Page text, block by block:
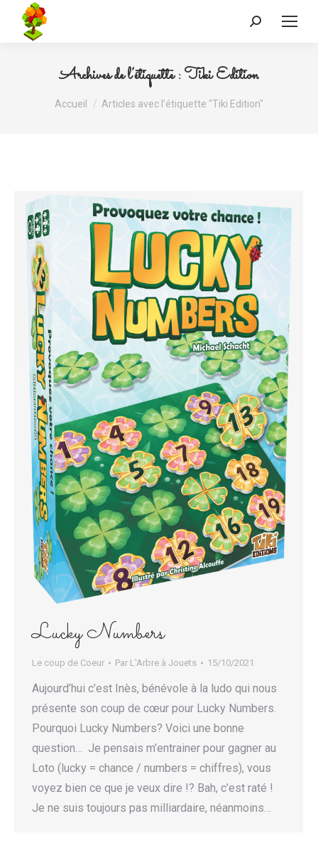
Recherche
Archives de l’étiquette :Tiki Edition
Vous êtes ici :
Accueil Articles avec l’étiquette "Tiki Edition"
Lucky Numbers
Le coup de Coeur Par L'Arbre à Jouets 15/10/2021
Aujourd’hui c’est Inès, bénévole à la ludo qui nous
présente son coup de cœur pour Lucky Numbers.
Pourquoi Lucky Numbers? Voici une bonne
question… Je pensais m’entrainer pour gagner au
Loto (lucky = chance / numbers = chiffres), vous
voyez bien ce que je veux dire !? Bah, c’est raté !
Je ne suis toujours pas milliardaire, néanmoins…